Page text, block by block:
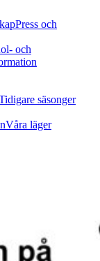
Press och
och
säsonger
Våra läger